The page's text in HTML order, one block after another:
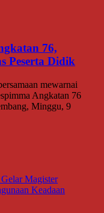
76,
Peserta Didik
mewarnai
Angkatan 76
Minggu, 9